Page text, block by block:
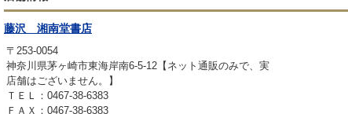
藤沢 湘南堂書店
〒253-0054
神奈川県茅ヶ崎市東海岸南6-5-12【ネット通販のみで、実
店舗はございません。】
ＴＥＬ：0467-38-6383
ＦＡＸ：0467-38-6383